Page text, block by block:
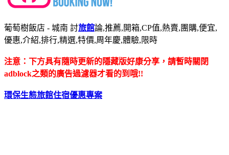
葡萄樹飯店 - 城南 討旅館論,推薦,開箱,CP值,熱賣,團購,便宜,
優惠,介紹,排行,精選,特價,周年慶,體驗,限時
注意：下方具有隨時更新的隱藏版好康分享，請暫時關閉
adblock之類的廣告過濾器才看的到哦!!
環保生態旅館住宿優惠專案